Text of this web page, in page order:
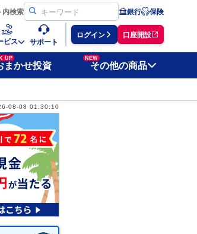
内検索 銀行 保険
ビス サポート
ログイン 口座開設
UP
まかせ投資
NEW
その他の商品
08-08 01:30:10